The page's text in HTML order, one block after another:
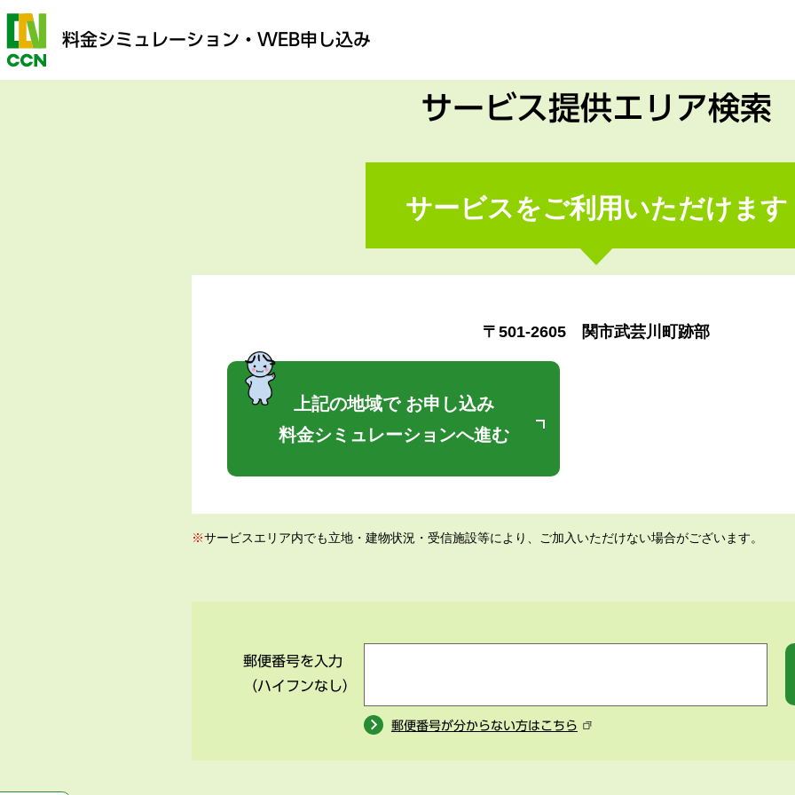
料金シミュレーション ・WEB申し込み
サービス提供エリア検索
サービスをご利用いただけます
〒501-2605 関市武芸川町跡部
上記の地域で お申し込み
料金シミュレーションへ進む
※サービスエリア内でも立地・建物状況・受信施設等により、ご加入いただけない場合がございます。
郵便番号を入力
（ハイフンなし）
郵便番号が分からない方はこちら